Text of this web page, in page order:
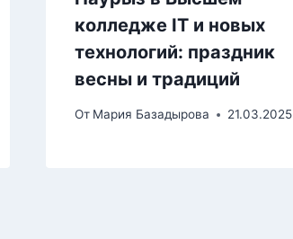
колледже IT и новых
технологий: праздник
весны и традиций
От Мария Базадырова 21.03.2025